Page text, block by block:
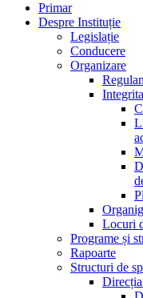
Primar
Despre Instituție
Legislație
Conducere
Organizare
Locuri
Programe și
Rapoarte
Structuri de